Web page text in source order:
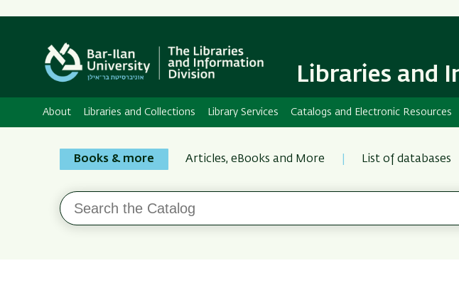
Libraries and
About Libraries and Collections Library Services Catalogs and Electronic Resources
Search
Bar-
Ilan
Books & more Articles, eBooks and More List of databases
Search
the